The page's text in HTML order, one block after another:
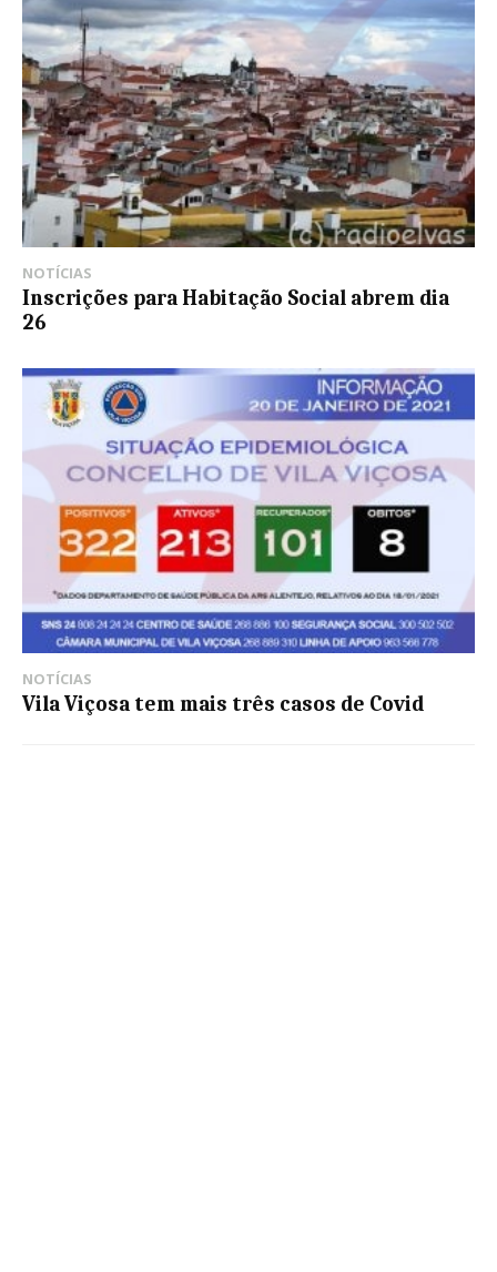
NOTÍCIAS
Inscrições para Habitação Social abrem dia
26
NOTÍCIAS
Vila Viçosa tem mais três casos de Covid